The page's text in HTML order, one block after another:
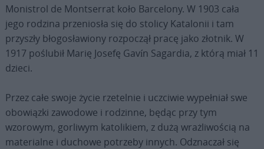
Monistrol de Montserrat koło Barcelony. W 1903 cała
jego rodzina przeniosła się do stolicy Katalonii i tam
przyszły błogosławiony rozpoczął pracę jako złotnik. W
1917 poślubił Marię Josefę Gavín Sagardia, z którą miał 11
dzieci.
Przez całe swoje życie rzetelnie i uczciwie wypełniał swe
obowiązki zawodowe i rodzinne, będąc przy tym
wzorowym, gorliwym katolikiem, z dużą wrażliwością na
materialne i duchowe potrzeby innych. Odznaczał się